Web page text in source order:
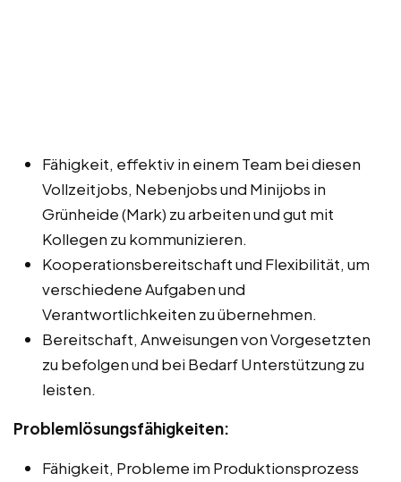
Fähigkeit, effektiv in einem Team bei diesen
Vollzeitjobs, Nebenjobs und Minijobs in
Grünheide (Mark) zu arbeiten und gut mit
Kollegen zu kommunizieren.
Kooperationsbereitschaft und Flexibilität, um
verschiedene Aufgaben und
Verantwortlichkeiten zu übernehmen.
Bereitschaft, Anweisungen von Vorgesetzten
zu befolgen und bei Bedarf Unterstützung zu
leisten.
Problemlösungsfähigkeiten:
Fähigkeit, Probleme im Produktionsprozess